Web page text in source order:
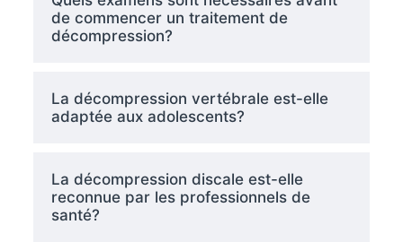
de commencer un traitement de
décompression?
La décompression vertébrale est-elle
adaptée aux adolescents?
La décompression discale est-elle
reconnue par les professionnels de
santé?